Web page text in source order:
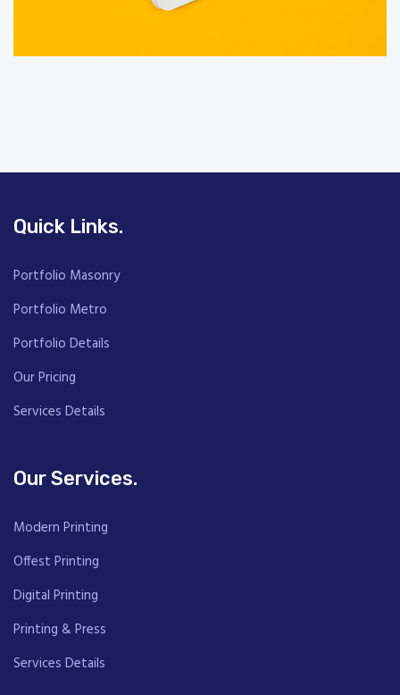
Quick Links.
Portfolio Masonry
Portfolio Metro
Portfolio Details
Our Pricing
Services Details
Our Services.
Modern Printing
Offest Printing
Digital Printing
Printing & Press
Services Details